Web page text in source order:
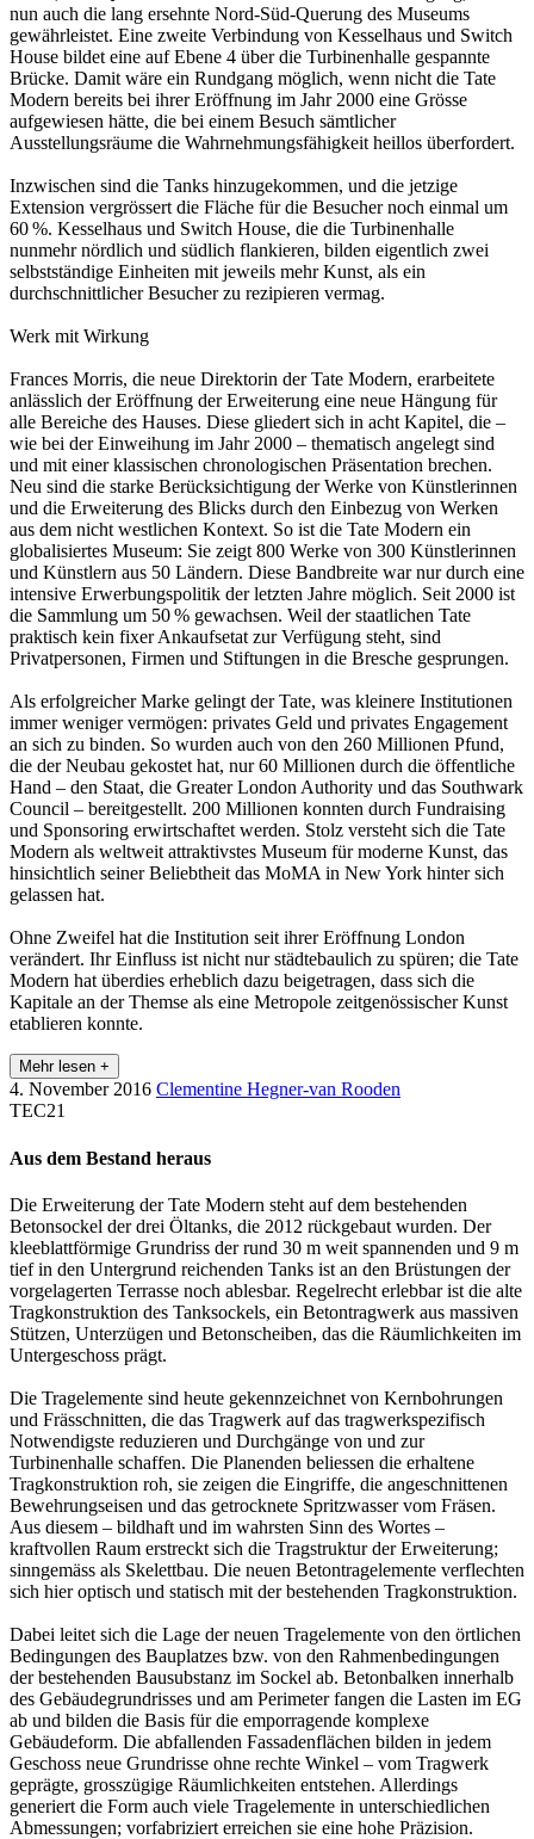
nun auch die lang ersehnte Nord-Süd-Querung des Museums
gewährleistet. Eine zweite Verbindung von Kesselhaus und Switch
House bildet eine auf Ebene 4 über die Turbinenhalle gespannte
Brücke. Damit wäre ein Rundgang möglich, wenn nicht die Tate
Modern bereits bei ihrer Eröffnung im Jahr 2000 eine Grösse
aufgewiesen hätte, die bei einem Besuch sämtlicher
Ausstellungsräume die Wahrnehmungsfähigkeit heillos überfordert.
Inzwischen sind die Tanks hinzugekommen, und die jetzige
Extension vergrössert die Fläche für die Besucher noch einmal um
60 %. Kesselhaus und Switch House, die die Turbinenhalle
nunmehr nördlich und südlich flankieren, bilden eigentlich zwei
selbstständige Einheiten mit jeweils mehr Kunst, als ein
durchschnittlicher Besucher zu rezipieren vermag.
Werk mit Wirkung
Frances Morris, die neue Direktorin der Tate Modern, erarbeitete
anlässlich der Eröffnung der Erweiterung eine neue Hängung für
alle Bereiche des Hauses. Diese gliedert sich in acht Kapitel, die –
wie bei der Einweihung im Jahr 2000 – thematisch angelegt sind
und mit einer klassischen chronologischen Präsentation brechen.
Neu sind die starke Berücksichtigung der Werke von Künstlerinnen
und die Erweiterung des Blicks durch den Einbezug von Werken
aus dem nicht westlichen Kontext. So ist die Tate Modern ein
globalisiertes Museum: Sie zeigt 800 Werke von 300 Künstlerinnen
und Künstlern aus 50 Ländern. Diese Bandbreite war nur durch eine
intensive Erwerbungspolitik der letzten Jahre möglich. Seit 2000 ist
die Sammlung um 50 % gewachsen. Weil der staatlichen Tate
praktisch kein fixer Ankaufsetat zur Verfügung steht, sind
Privatpersonen, Firmen und Stiftungen in die Bresche gesprungen.
Als erfolgreicher Marke gelingt der Tate, was kleinere Institutionen
immer weniger vermögen: privates Geld und privates Engagement
an sich zu binden. So wurden auch von den 260 Millionen Pfund,
die der Neubau gekostet hat, nur 60 Millionen durch die öffentliche
Hand – den Staat, die Greater London Authority und das Southwark
Council – bereitgestellt. 200 Millionen konnten durch Fundraising
und Sponsoring erwirtschaftet werden. Stolz versteht sich die Tate
Modern als weltweit attraktivstes Museum für moderne Kunst, das
hinsichtlich seiner Beliebtheit das MoMA in New York hinter sich
gelassen hat.
Ohne Zweifel hat die Institution seit ihrer Eröffnung London
verändert. Ihr Einfluss ist nicht nur städtebaulich zu spüren; die Tate
Modern hat überdies erheblich dazu beigetragen, dass sich die
Kapitale an der Themse als eine Metro­pole zeitgenössischer Kunst
etablieren konnte.
Mehr lesen +
4. November 2016 Clementine Hegner-van Rooden
TEC21
Aus dem Bestand heraus
Die Erweiterung der Tate Modern steht auf dem bestehenden
Betonsockel der drei Öltanks, die 2012 rückgebaut wurden. Der
kleeblattförmige Grundriss der rund 30 m weit spannenden und 9 m
tief in den Untergrund reichenden Tanks ist an den Brüstungen der
vorgelagerten Terrasse noch ablesbar. Regelrecht erlebbar ist die alte
Trag­konstruktion des Tanksockels, ein Betontragwerk aus massiven
Stützen, Unterzügen und Betonscheiben, das die Räumlichkeiten im
Untergeschoss prägt.
Die Tragelemente sind heute gekennzeichnet von Kernbohrungen
und Frässchnitten, die das Tragwerk auf das tragwerkspezifisch
Notwendigste reduzieren und Durchgänge von und zur
Turbinenhalle schaffen. Die Planenden beliessen die erhaltene
Tragkonstruk­tion roh, sie zeigen die Eingriffe, die angeschnittenen
Bewehrungseisen und das getrocknete Spritzwasser vom Fräsen.
Aus diesem – bildhaft und im wahrsten Sinn des Wortes –
kraftvollen Raum erstreckt sich die Tragstruktur der Erweiterung;
sinngemäss als Skelettbau. Die neuen Betontragelemente verflechten
sich hier optisch und statisch mit der bestehenden Tragkonstruktion.
Dabei leitet sich die Lage der neuen Tragelemente von den örtlichen
Bedingungen des Bauplatzes bzw. von den Rahmenbedingungen
der bestehenden Bausubstanz im Sockel ab. Betonbalken innerhalb
des Gebäudegrundrisses und am Perimeter fangen die Lasten im EG
ab und bilden die Basis für die empor­ragende komplexe
Gebäudeform. Die abfallenden Fassadenflächen bilden in jedem
Geschoss neue Grundrisse ohne rechte Winkel – vom Tragwerk
geprägte, grosszügige Räumlichkeiten entstehen. Allerdings
generiert die Form auch viele Tragelemente in unterschiedlichen
Abmessungen; vorfabriziert erreichen sie eine hohe Präzision.